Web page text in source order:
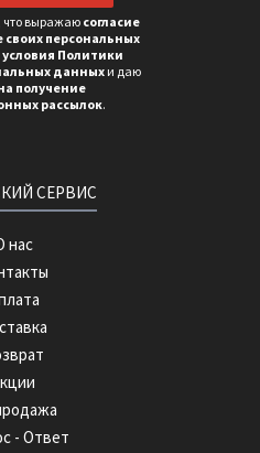
СЕРВИС
нас
- Ответ
что выражаю согласие
своих персональных
условия Политики
данныхи даю
получение
рассылок.